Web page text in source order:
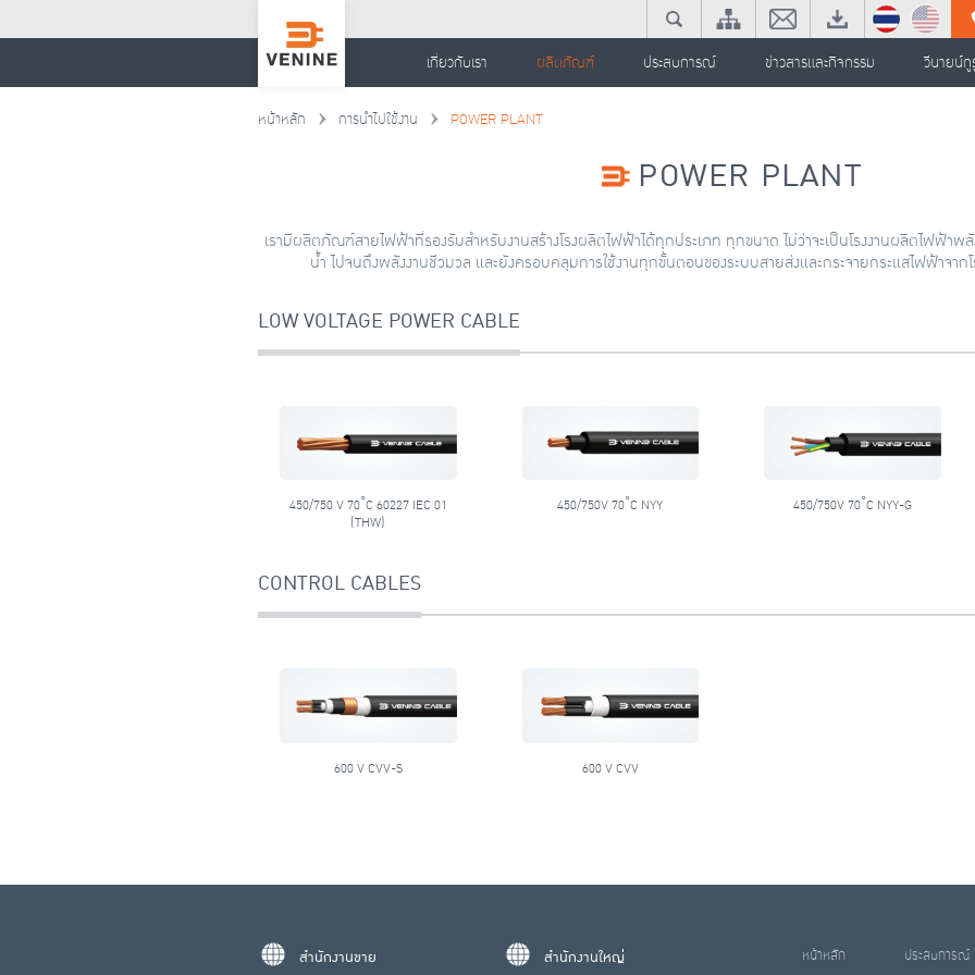
หน้าหลัก การนำไปใช้งาน POWER PLANT
POWER PLANT
เรามีผลิตภัณฑ์สายไฟฟ้าที่รองรับสำหรับงานสร้างโรงผลิตไฟฟ้าได้ทุกประเภท ทุกขนาด ไม่ว่าจะเป็นโรงงานผลิตไฟฟ้า
น้ำ ไปจนถึงพลังงานชีวมวล และยังครอบคลุมการใช้งานทุกขั้นตอนของระบบสายส่งและกระจายกระแสไฟฟ้าจา
LOW VOLTAGE POWER CABLE
450/750 V 70˚C 60227 IEC 01
(THW)
450/750V 70˚C NYY 450/750V 70˚C NYY-G
CONTROL CABLES
600 V CVV-S 600 V CVV
สำนักงานขาย สำนักงานใหญ่ หน้าหลัก ประสบการณ์
เกี่ยวกับเรา ผลิตภัณฑ์ ประสบการณ์ ข่าวสารและกิจกรรม วีนายน์กู